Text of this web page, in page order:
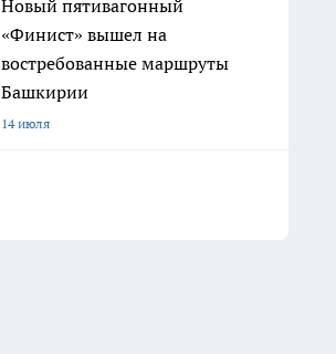
Новый пятивагонный
«Финист» вышел на
востребованные маршруты
Башкирии
14 июля